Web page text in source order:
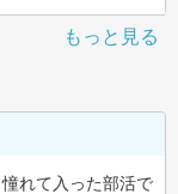
もっと見る
れて入った部活で